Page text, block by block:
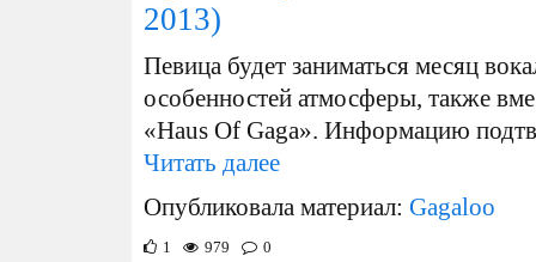
2013)
Певица будет заниматься месяц
особенностей атмосферы, также
«Haus Of Gaga». Информацию
Читать далее
Опубликовала материал: Gagaloo
1 979 0